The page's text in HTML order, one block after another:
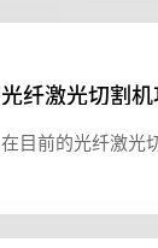
光纤激光切割机